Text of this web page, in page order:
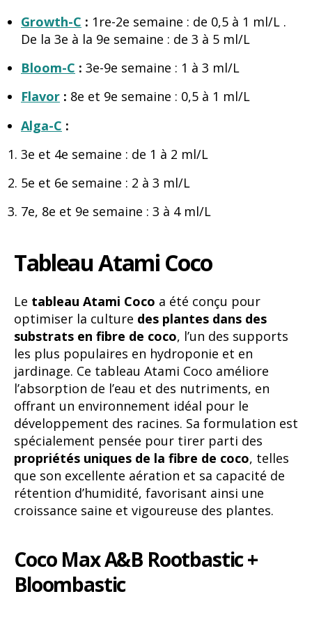
Growth-C : 1re-2e semaine : de 0,5 à 1 ml/L .
De la 3e à la 9e semaine : de 3 à 5 ml/L
Bloom-C : 3e-9e semaine : 1 à 3 ml/L
Flavor : 8e et 9e semaine : 0,5 à 1 ml/L
Alga-C :
3e et 4e semaine : de 1 à 2 ml/L
5e et 6e semaine : 2 à 3 ml/L
7e, 8e et 9e semaine : 3 à 4 ml/L
Tableau Atami Coco
Le tableau Atami Coco a été conçu pour
optimiser la culture des plantes dans des
substrats en fibre de coco, l’un des supports
les plus populaires en hydroponie et en
jardinage. Ce tableau Atami Coco améliore
l’absorption de l’eau et des nutriments, en
offrant un environnement idéal pour le
développement des racines. Sa formulation est
spécialement pensée pour tirer parti des
propriétés uniques de la fibre de coco, telles
que son excellente aération et sa capacité de
rétention d’humidité, favorisant ainsi une
croissance saine et vigoureuse des plantes.
Coco Max A&B Rootbastic +
Bloombastic